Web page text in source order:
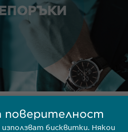
поверителност
бисквитки. Някои